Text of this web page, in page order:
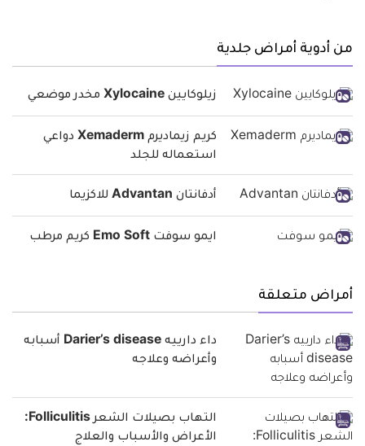
من أدوية أمراض جلدية
زيلوكايين Xylocaine مخدر موضعي
كريم زيماديرم Xemaderm دواعي
استعماله للجلد
أدفانتان Advantan للاكزيما
ايمو سوفت Emo Soft كريم مرطب
أمراض متعلقة
داء دارييه Darier’s disease أسبابه
وأعراضه وعلاجه
التهاب بصيلات الشعر Folliculitis:
الأعراض والأسباب والعلاج